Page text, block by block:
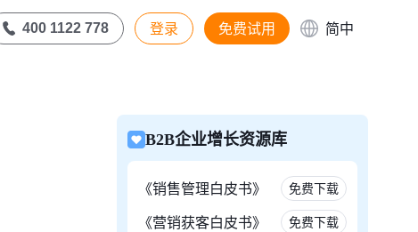
400 1122 778 登录 免费试用 简中
B2B企业增长资源库
《销售管理白皮书》 免费下载
《营销获客白皮书》 免费下载